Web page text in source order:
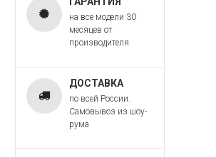
на все модели 30
месяцев от
производителя
ДОСТАВКА
по всей России.
Самовывоз из шоу-
рума